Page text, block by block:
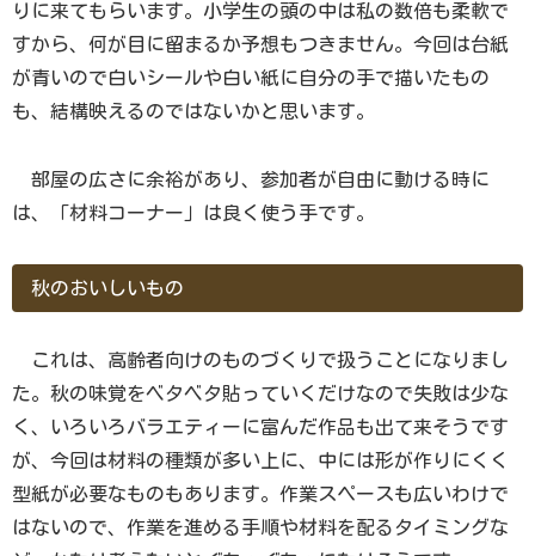
りに来てもらいます。小学生の頭の中は私の数倍も柔軟で
すから、何が目に留まるか予想もつきません。今回は台紙
が青いので白いシールや白い紙に自分の手で描いたもの
も、結構映えるのではないかと思います。
部屋の広さに余裕があり、参加者が自由に動ける時に
は、「材料コーナー」は良く使う手です。
秋のおいしいもの
これは、高齢者向けのものづくりで扱うことになりまし
た。秋の味覚をベタベタ貼っていくだけなので失敗は少な
く、いろいろバラエティーに富んだ作品も出て来そうです
が、今回は材料の種類が多い上に、中には形が作りにくく
型紙が必要なものもあります。作業スペースも広いわけで
はないので、作業を進める手順や材料を配るタイミングな